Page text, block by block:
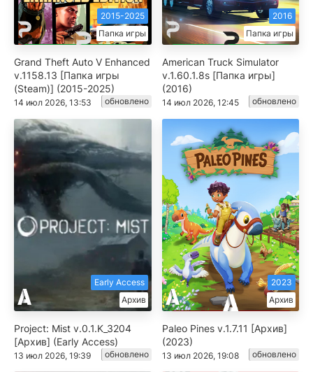
Папка игры
2015-2025
Grand Theft Auto V Enhanced
v.1158.13 [Папка игры
(Steam)] (2015-2025)
14 июл 2026, 13:53 обновлено
Папка игры
2016
American Truck Simulator
v.1.60.1.8s [Папка игры]
(2016)
14 июл 2026, 12:45 обновлено
Архив
Early Access
Project: Mist v.0.1.K_3204
[Архив] (Early Access)
13 июл 2026, 19:39 обновлено
Архив
2023
Paleo Pines v.1.7.11 [Архив]
(2023)
13 июл 2026, 19:08 обновлено